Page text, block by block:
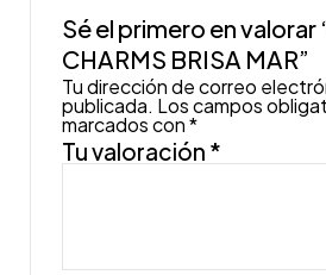
Sé el primero en valorar
CHARMS BRISA MAR”
Tu dirección de correo
publicada. Los campos
marcados con*
Tu valoración *